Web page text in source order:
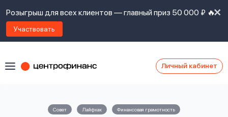
Розыгрыш для всех клиентов — главный приз 50 000 ₽ 🔥
Участвовать
Личный кабинет
Совет Лайфхак Финансовая грамотность
ознакомлен